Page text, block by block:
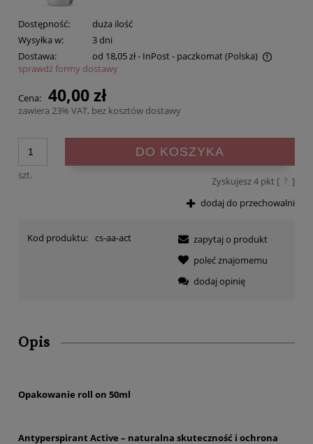
Dostępność:
duża ilość
Wysyłka w:
3 dni
Dostawa:
od 18,05 zł- InPost - paczkomat(Polska)
Cena nie zawiera ewentualnych kosztów płatności
sprawdź formy dostawy
Cena: 40,00 zł
zawiera 23% VAT, bez kosztów dostawy
szt.
DO KOSZYKA
Zyskujesz4pkt [ ? ]
dodaj do przechowalni
Kod produktu: cs-aa-act
zapytaj o produkt
poleć znajomemu
dodaj opinię
Opis
Opakowanie roll on 50ml
Antyperspirant Active – naturalna skuteczność i ochrona